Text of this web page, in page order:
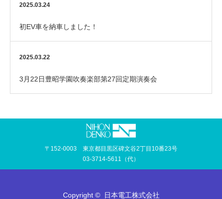
2025.03.24
初EV車を納車しました！
2025.03.22
3月22日豊昭学園吹奏楽部第27回定期演奏会
〒152-0003 東京都目黒区碑文谷2丁目10番23号
03-3714-5611（代）
Copyright © 日本電工株式会社